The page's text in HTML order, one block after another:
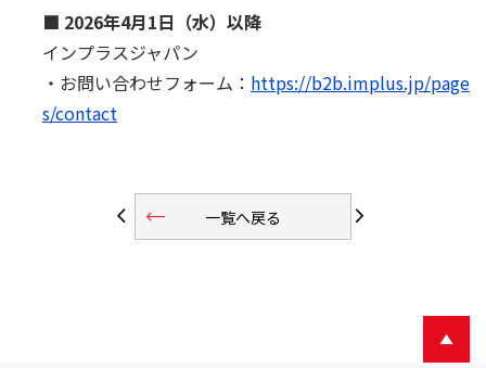
■ 2026年4月1日（水）以降
インプラスジャパン
・お問い合わせフォーム： https://b2b.implus.jp/page
s/contact
arrow_back_ios 一覧へ戻る
trending_flat arrow_forward_ios